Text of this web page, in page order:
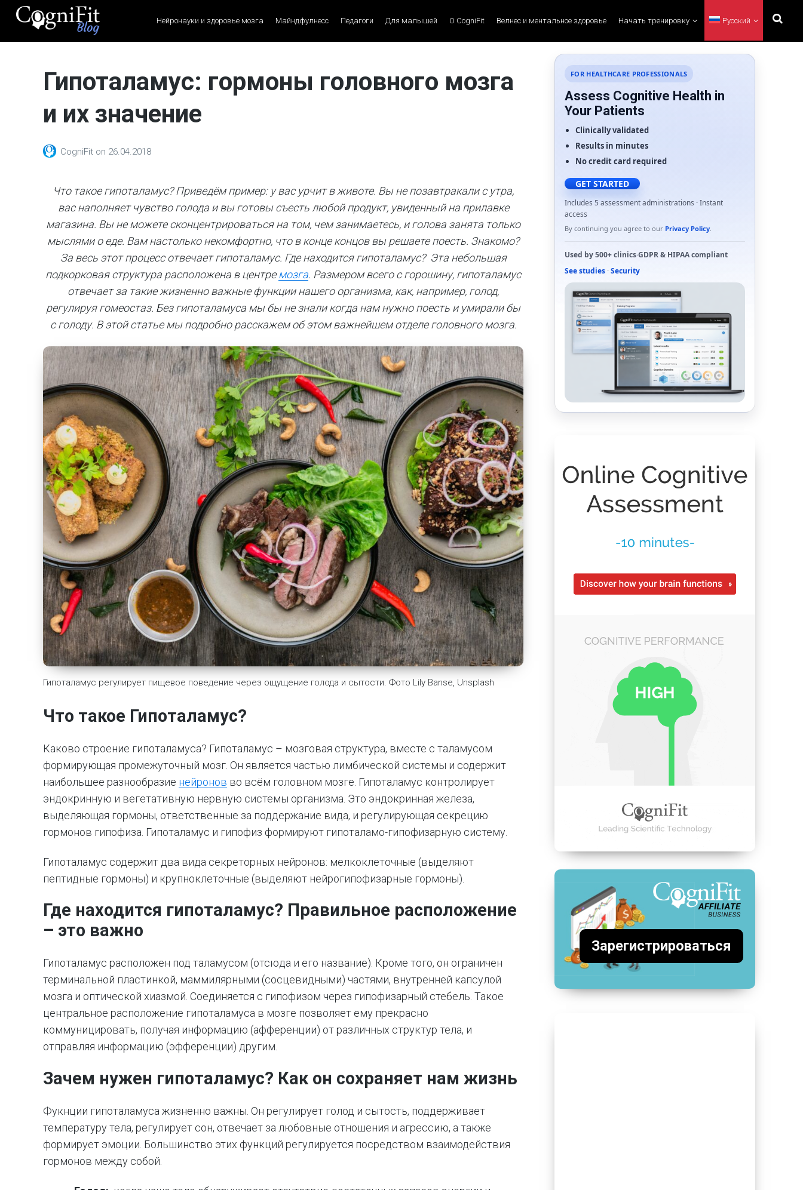
CogniFit
Health
Brain Training, Mental
Нейронауки и здоровье мозга Майндфулнесс Педагоги Для малышей О CogniFit Велнес и ментальное здоровье Начать тренировку Русский
Гипоталамус: гормоны головного мозга
и их значение
CogniFit on 26.04.2018
Что такое гипоталамус? Приведём пример: у вас урчит в животе. Вы не позавтракали с утра,
вас наполняет чувство голода и вы готовы съесть любой продукт, увиденный на прилавке
магазина. Вы не можете сконцентрироваться на том, чем занимаетесь, и голова занята только
мыслями о еде. Вам настолько некомфортно, что в конце концов вы решаете поесть. Знакомо?
За весь этот процесс отвечает гипоталамус. Где находится гипоталамус? Эта небольшая
подкорковая структура расположена в центремозга. Размером всего с горошину, гипоталамус
отвечает за такие жизненно важные функции нашего организма, как, например, голод,
регулируя гомеостаз. Без гипоталамуса мы бы не знали когда нам нужно поесть и умирали бы
с голоду. В этой статье мы подробно расскажем об этом важнейшем отделе головного мозга.
Гипоталамус регулирует пищевое поведение через ощущение голода и сытости. Фото Lily Banse, Unsplash
Что такое Гипоталамус?
Каково строение гипоталамуса? Гипоталамус – мозговая структура, вместе с таламусом
формирующая промежуточный мозг. Он является частью лимбической системы и содержит
наибольшее разнообразие нейронов во всём головном мозге. Гипоталамус контролирует
эндокринную и вегетативную нервную системы организма. Это эндокринная железа,
выделяющая гормоны, ответственные за поддержание вида, и регулирующая секрецию
гормонов гипофиза. Гипоталамус и гипофиз формируют гипоталамо-гипофизарную систему.
Гипоталамус содержит два вида секреторных нейронов: мелкоклеточные (выделяют
пептидные гормоны) и крупноклеточные (выделяют нейрогипофизарные гормоны).
Где находится гипоталамус? Правильное расположение
– это важно
Гипоталамус расположен под таламусом (отсюда и его название). Кроме того, он ограничен
терминальной пластинкой, маммилярными (сосцевидными) частями, внутренней капсулой
мозга и оптической хиазмой. Соединяется с гипофизом через гипофизарный стебель. Такое
центральное расположение гипоталамуса в мозге позволяет ему прекрасно
коммуницировать, получая информацию (афференции) от различных структур тела, и
отправляя информацию (эфференции) другим.
Зачем нужен гипоталамус? Как он сохраняет нам жизнь
Фукнции гипоталамуса жизненно важны. Он регулирует голод и сытость, поддерживает
температуру тела, регулирует сон, отвечает за любовные отношения и агрессию, а также
формирует эмоции. Большинство этих функций регулируется посредством взаимодействия
гормонов между собой.
FOR HEALTHCARE PROFESSIONALS
Assess Cognitive Health in
Your Patients
Clinically validated
Results in minutes
No credit card required
GET STARTED
Includes 5 assessment administrations · Instant
access
By continuing you agree to our Privacy Policy.
Used by500+ clinics·GDPR& HIPAAcompliant
See studies · Security
Зарегистрироваться